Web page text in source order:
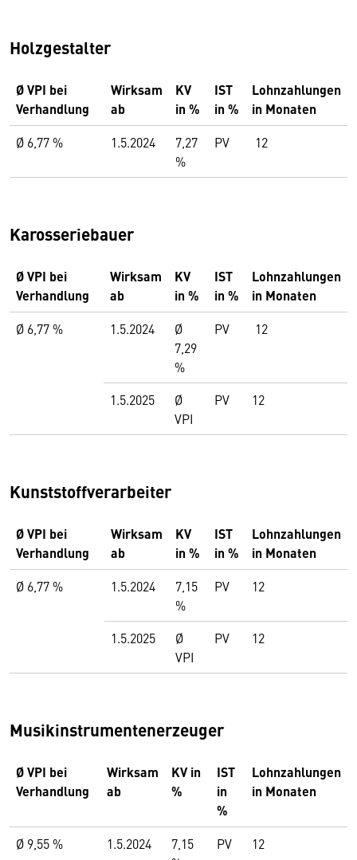
Holzgestalter
Ø VPI bei
Verhandlung
Wirksam
ab
KV
in %
IST
in %
Lohnzahlungen
in Monaten
Ø 6,77 % 1.5.2024
7,27
%
PV 12
Karosseriebauer
Ø VPI bei
Verhandlung
Wirksam
ab
KV
in %
IST
in %
Lohnzahlungen
in Monaten
Ø 6,77 % 1.5.2024
Ø
7,29
%
PV 12
1.5.2025
Ø
VPI
PV 12
Kunststoffverarbeiter
Ø VPI bei
Verhandlung
Wirksam
ab
KV
in %
IST
in %
Lohnzahlungen
in Monaten
Ø 6,77 % 1.5.2024
7,15
%
PV 12
1.5.2025
Ø
VPI
PV 12
Musikinstrumentenerzeuger
Ø VPI bei
Verhandlung
Wirksam
ab
KV in
%
IST
in
%
Lohnzahlungen
in Monaten
Ø 9,55 % 1.5.2024
7,15
PV 12